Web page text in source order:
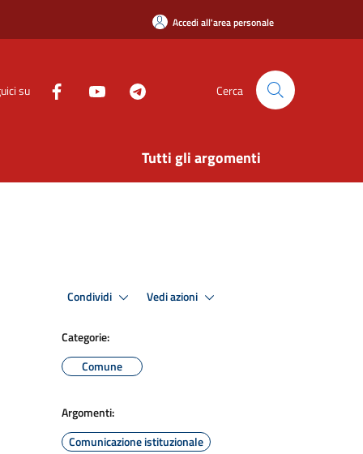
Accedi all'area personale
su Cerca
Tutti gli argomenti
Condividi Vedi azioni
Categorie:
Comune
Argomenti:
Comunicazione istituzionale